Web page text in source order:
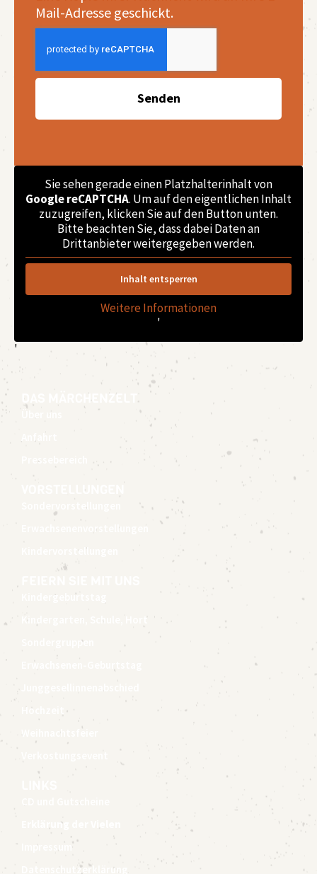
Mail-Adresse geschickt.
Senden
Sie sehen gerade einen Platzhalterinhalt von
Google reCAPTCHA. Um auf den eigentlichen Inhalt
zuzugreifen, klicken Sie auf den Button unten.
Bitte beachten Sie, dass dabei Daten an
Drittanbieter weitergegeben werden.
Inhalt entsperren
Weitere Informationen
'
'
DAS MÄRCHENZELT
Anfahrt
Pressebereich
VORSTELLUNGEN
Erwachsenenvorstellungen
Kindervorstellungen
Kindergeburtstag
Kindergarten, Schule, Hort
Sondergruppen
Erwachsenen-Geburtstag
Hochzeit
Weihnachtsfeier
CD und Gutscheine
Erklärung der Vielen
Impressum
Datenschutzerklärung